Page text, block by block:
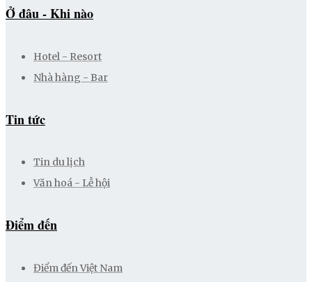
Ở đâu - Khi nào
Hotel - Resort
Nhà hàng - Bar
Tin tức
Tin du lịch
Văn hoá - Lễ hội
Điểm đến
Điểm đến Việt Nam